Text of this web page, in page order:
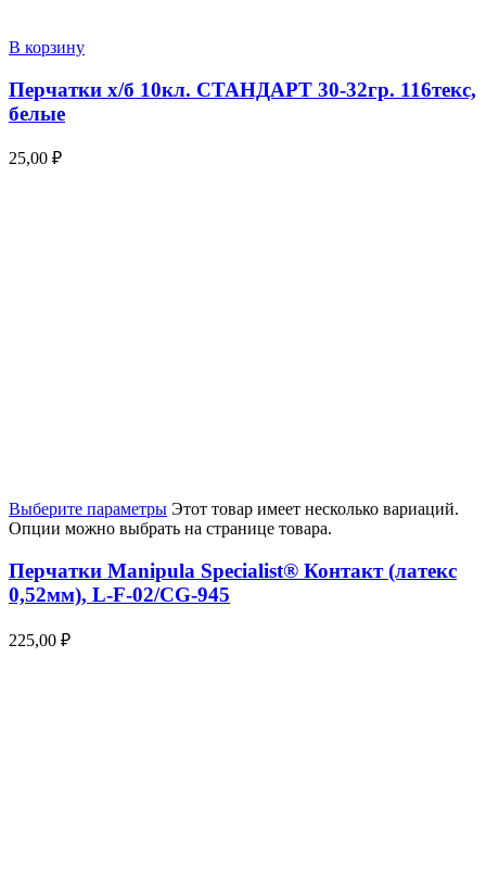
В корзину
Перчатки х/б 10кл. СТАНДАРТ 30-32гр. 116текс,
белые
25,00 ₽
Выберите параметры Этот товар имеет несколько вариаций.
Опции можно выбрать на странице товара.
Перчатки Manipula Specialist® Контакт (латекс
0,52мм), L-F-02/CG-945
225,00 ₽